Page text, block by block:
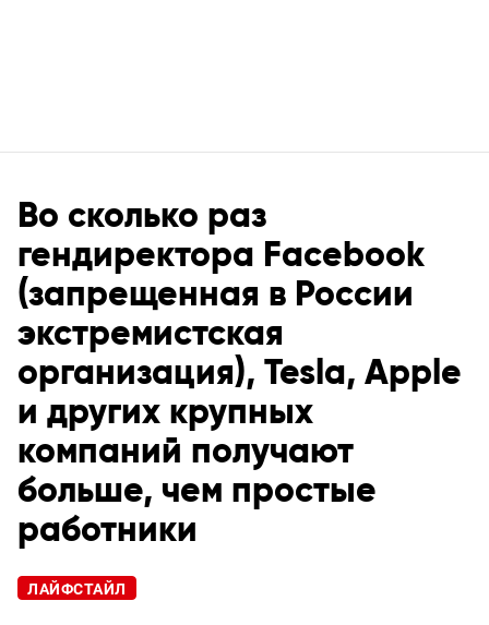
Во сколько раз
гендиректора Facebook
(запрещенная в России
экстремистская
организация), Tesla, Apple
и других крупных
компаний получают
больше, чем простые
работники
ЛАЙФСТАЙЛ